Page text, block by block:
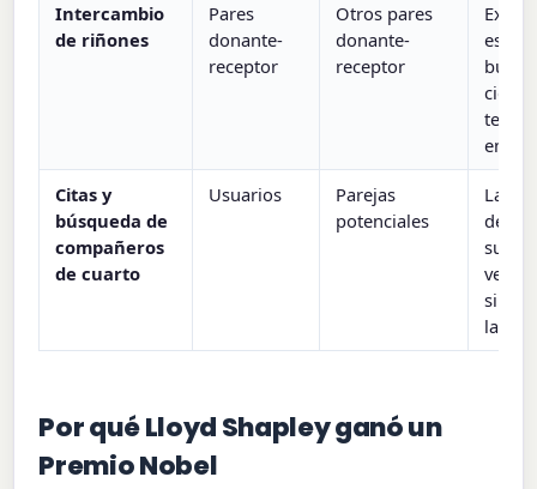
Intercambio
de riñones
Pares
donante-
receptor
Otros pares
donante-
receptor
ciclos
teoría
Citas y
búsqueda de
compañeros
de cuarto
Usuarios
Parejas
potenciales
Las
de
la
Por qué Lloyd Shapley ganó un
Premio Nobel